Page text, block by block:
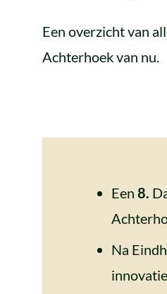
Een overzicht van
Achterhoek van nu.
Een 8.
Na